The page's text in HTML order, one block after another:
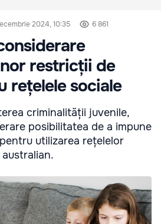
2024, 10:35 6 861
restricții de
rețelele sociale
criminalității juvenile,
posibilitatea de a impune
utilizarea rețelelor